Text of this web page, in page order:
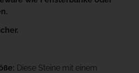
Diese Steine mit einem